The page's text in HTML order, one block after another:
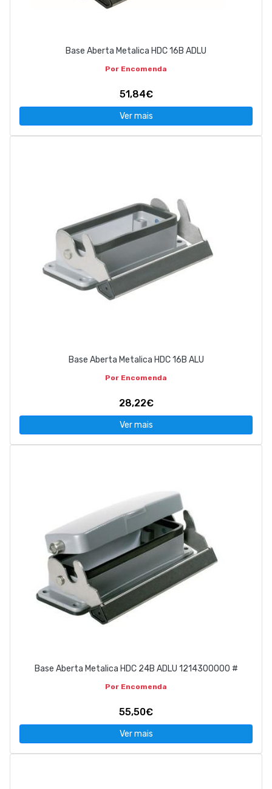
Base Aberta Metalica HDC 16B ADLU
Por Encomenda
51,84€
Ver mais
Base Aberta Metalica HDC 16B ALU
Por Encomenda
28,22€
Ver mais
Base Aberta Metalica HDC 24B ADLU 1214300000 #
Por Encomenda
55,50€
Ver mais